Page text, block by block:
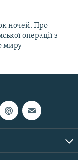
ночей. Про
операції з
миру